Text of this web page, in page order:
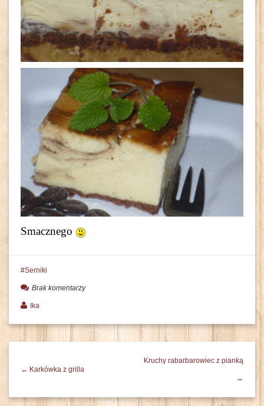
Smacznego
Serniki
Brak komentarzy
Ika
← Karkówka z grilla
Kruchy rabarbarowiec z pianką
→